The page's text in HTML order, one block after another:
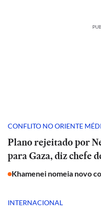
CONFLITO NO ORIENTE
Plano rejeitado por
para Gaza, diz chefe
Khamenei nomeia novo
INTERNACIONAL